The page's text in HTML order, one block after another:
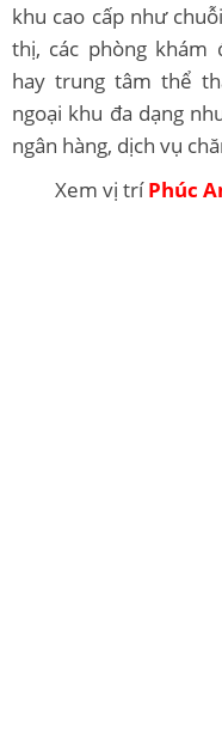
khu cao cấp như
thị, các phòng khám
hay trung tâm thể
ngoại khu đa dạng
ngân hàng, dịch vụ
Xem vị tríPhúc